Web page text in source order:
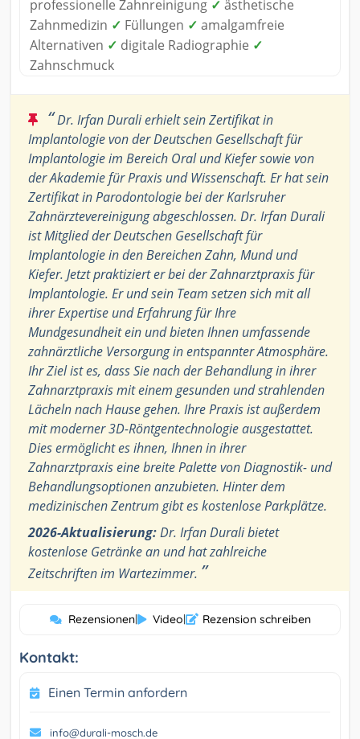
professionelle Zahnreinigung ✓ ästhetische
Zahnmedizin ✓ Füllungen ✓ amalgamfreie
Alternativen ✓ digitale Radiographie ✓
Zahnschmuck
“Dr. Irfan Durali erhielt sein Zertifikat in
Implantologie von der Deutschen Gesellschaft für
Implantologie im Bereich Oral und Kiefer sowie von
der Akademie für Praxis und Wissenschaft. Er hat sein
Zertifikat in Parodontologie bei der Karlsruher
Zahnärztevereinigung abgeschlossen. Dr. Irfan Durali
ist Mitglied der Deutschen Gesellschaft für
Implantologie in den Bereichen Zahn, Mund und
Kiefer. Jetzt praktiziert er bei der Zahnarztpraxis für
Implantologie. Er und sein Team setzen sich mit all
ihrer Expertise und Erfahrung für Ihre
Mundgesundheit ein und bieten Ihnen umfassende
zahnärztliche Versorgung in entspannter Atmosphäre.
Ihr Ziel ist es, dass Sie nach der Behandlung in ihrer
Zahnarztpraxis mit einem gesunden und strahlenden
Lächeln nach Hause gehen. Ihre Praxis ist außerdem
mit moderner 3D-Röntgentechnologie ausgestattet.
Dies ermöglicht es ihnen, Ihnen in ihrer
Zahnarztpraxis eine breite Palette von Diagnostik- und
Behandlungsoptionen anzubieten. Hinter dem
medizinischen Zentrum gibt es kostenlose Parkplätze.
2026-Aktualisierung:Dr. Irfan Durali bietet
kostenlose Getränke an und hat zahlreiche
Zeitschriften im Wartezimmer. ”
Rezensionen| Video| Rezension schreiben
Kontakt:
Einen Termin anfordern
info@durali-mosch.de